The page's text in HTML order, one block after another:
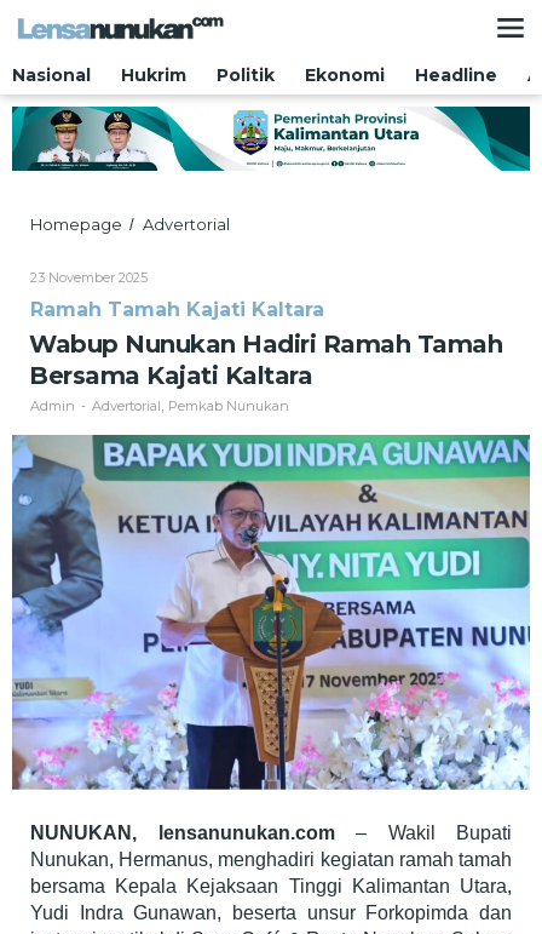
Nasional
Hukrim Politik Ekonomi Headline
Homepage / Advertorial
Tamah
Bersama
Kajati
Kaltara
23 November 2025Oleh
Ramah Tamah Kajati Kaltara
Wabup Nunukan Hadiri Ramah Tamah
Bersama Kajati Kaltara
Admin - Advertorial Pemkab Nunukan
NUNUKAN, lensanunukan.com– Wakil Bupati
Nunukan, Hermanus, menghadiri kegiatan ramah tamah
bersama Kepala Kejaksaan Tinggi Kalimantan Utara,
Yudi Indra Gunawan, beserta unsur Forkopimda dan